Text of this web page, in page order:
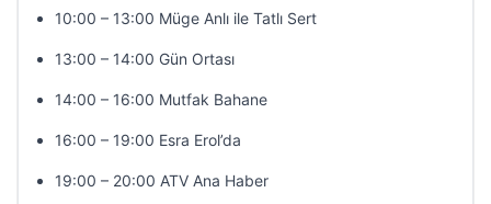
10:00 – 13:00 Müge Anlı ile Tatlı Sert
13:00 – 14:00 Gün Ortası
14:00 – 16:00 Mutfak Bahane
16:00 – 19:00 Esra Erol’da
19:00 – 20:00 ATV Ana Haber